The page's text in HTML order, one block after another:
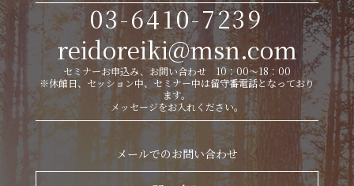
03-6410-7239
reidoreiki@msn.com
セミナーお申込み、お問い合わせ 10：00～18：00
※休館日、セッション中、セミナー中は留守番電話となっており
ます。
メッセージをお入れください。
メールでのお問い合わせ